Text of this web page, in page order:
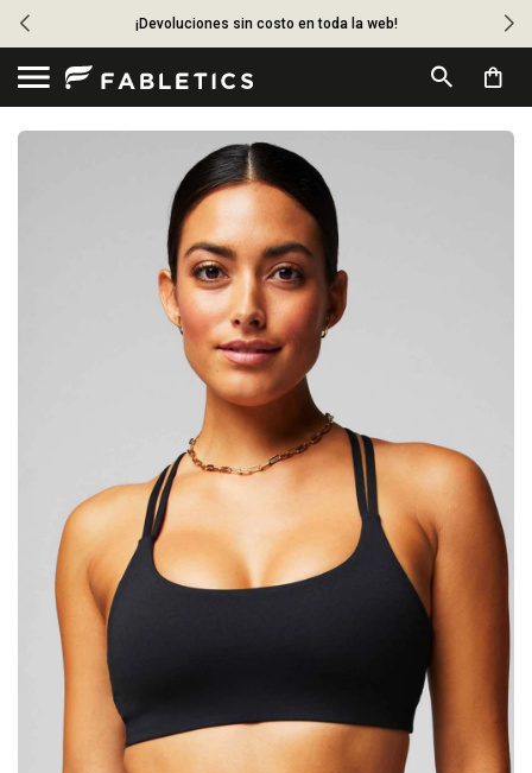
¡Devoluciones sin costo en toda la web!
